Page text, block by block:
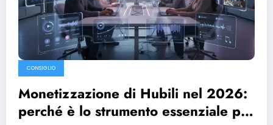
CONSIGLIO
Monetizzazione di Hubili nel 2026:
perché è lo strumento essenziale per